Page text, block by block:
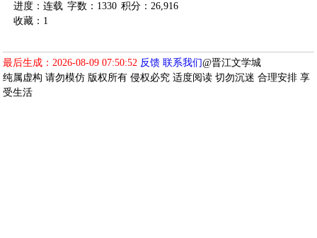
进度：连载 字数：1330 积分：26,916
收藏：1
最后生成：2026-08-09 07:50:52 反馈 联系我们@晋江文学城
纯属虚构 请勿模仿 版权所有 侵权必究 适度阅读 切勿沉迷 合理安排 享
受生活